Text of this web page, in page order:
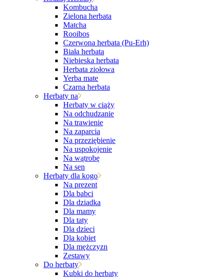
Kombucha
Zielona herbata
Matcha
Rooibos
Czerwona herbata (Pu-Erh)
Biała herbata
Niebieska herbata
Herbata ziołowa
Yerba mate
Czarna herbata
Herbaty na
Herbaty w ciąży
Na odchudzanie
Na trawienie
Na zaparcia
Na przeziębienie
Na uspokojenie
Na wątrobę
Na sen
Herbaty dla kogo
Na prezent
Dla babci
Dla dziadka
Dla mamy
Dla taty
Dla dzieci
Dla kobiet
Dla mężczyzn
Zestawy
Do herbaty
Kubki do herbaty